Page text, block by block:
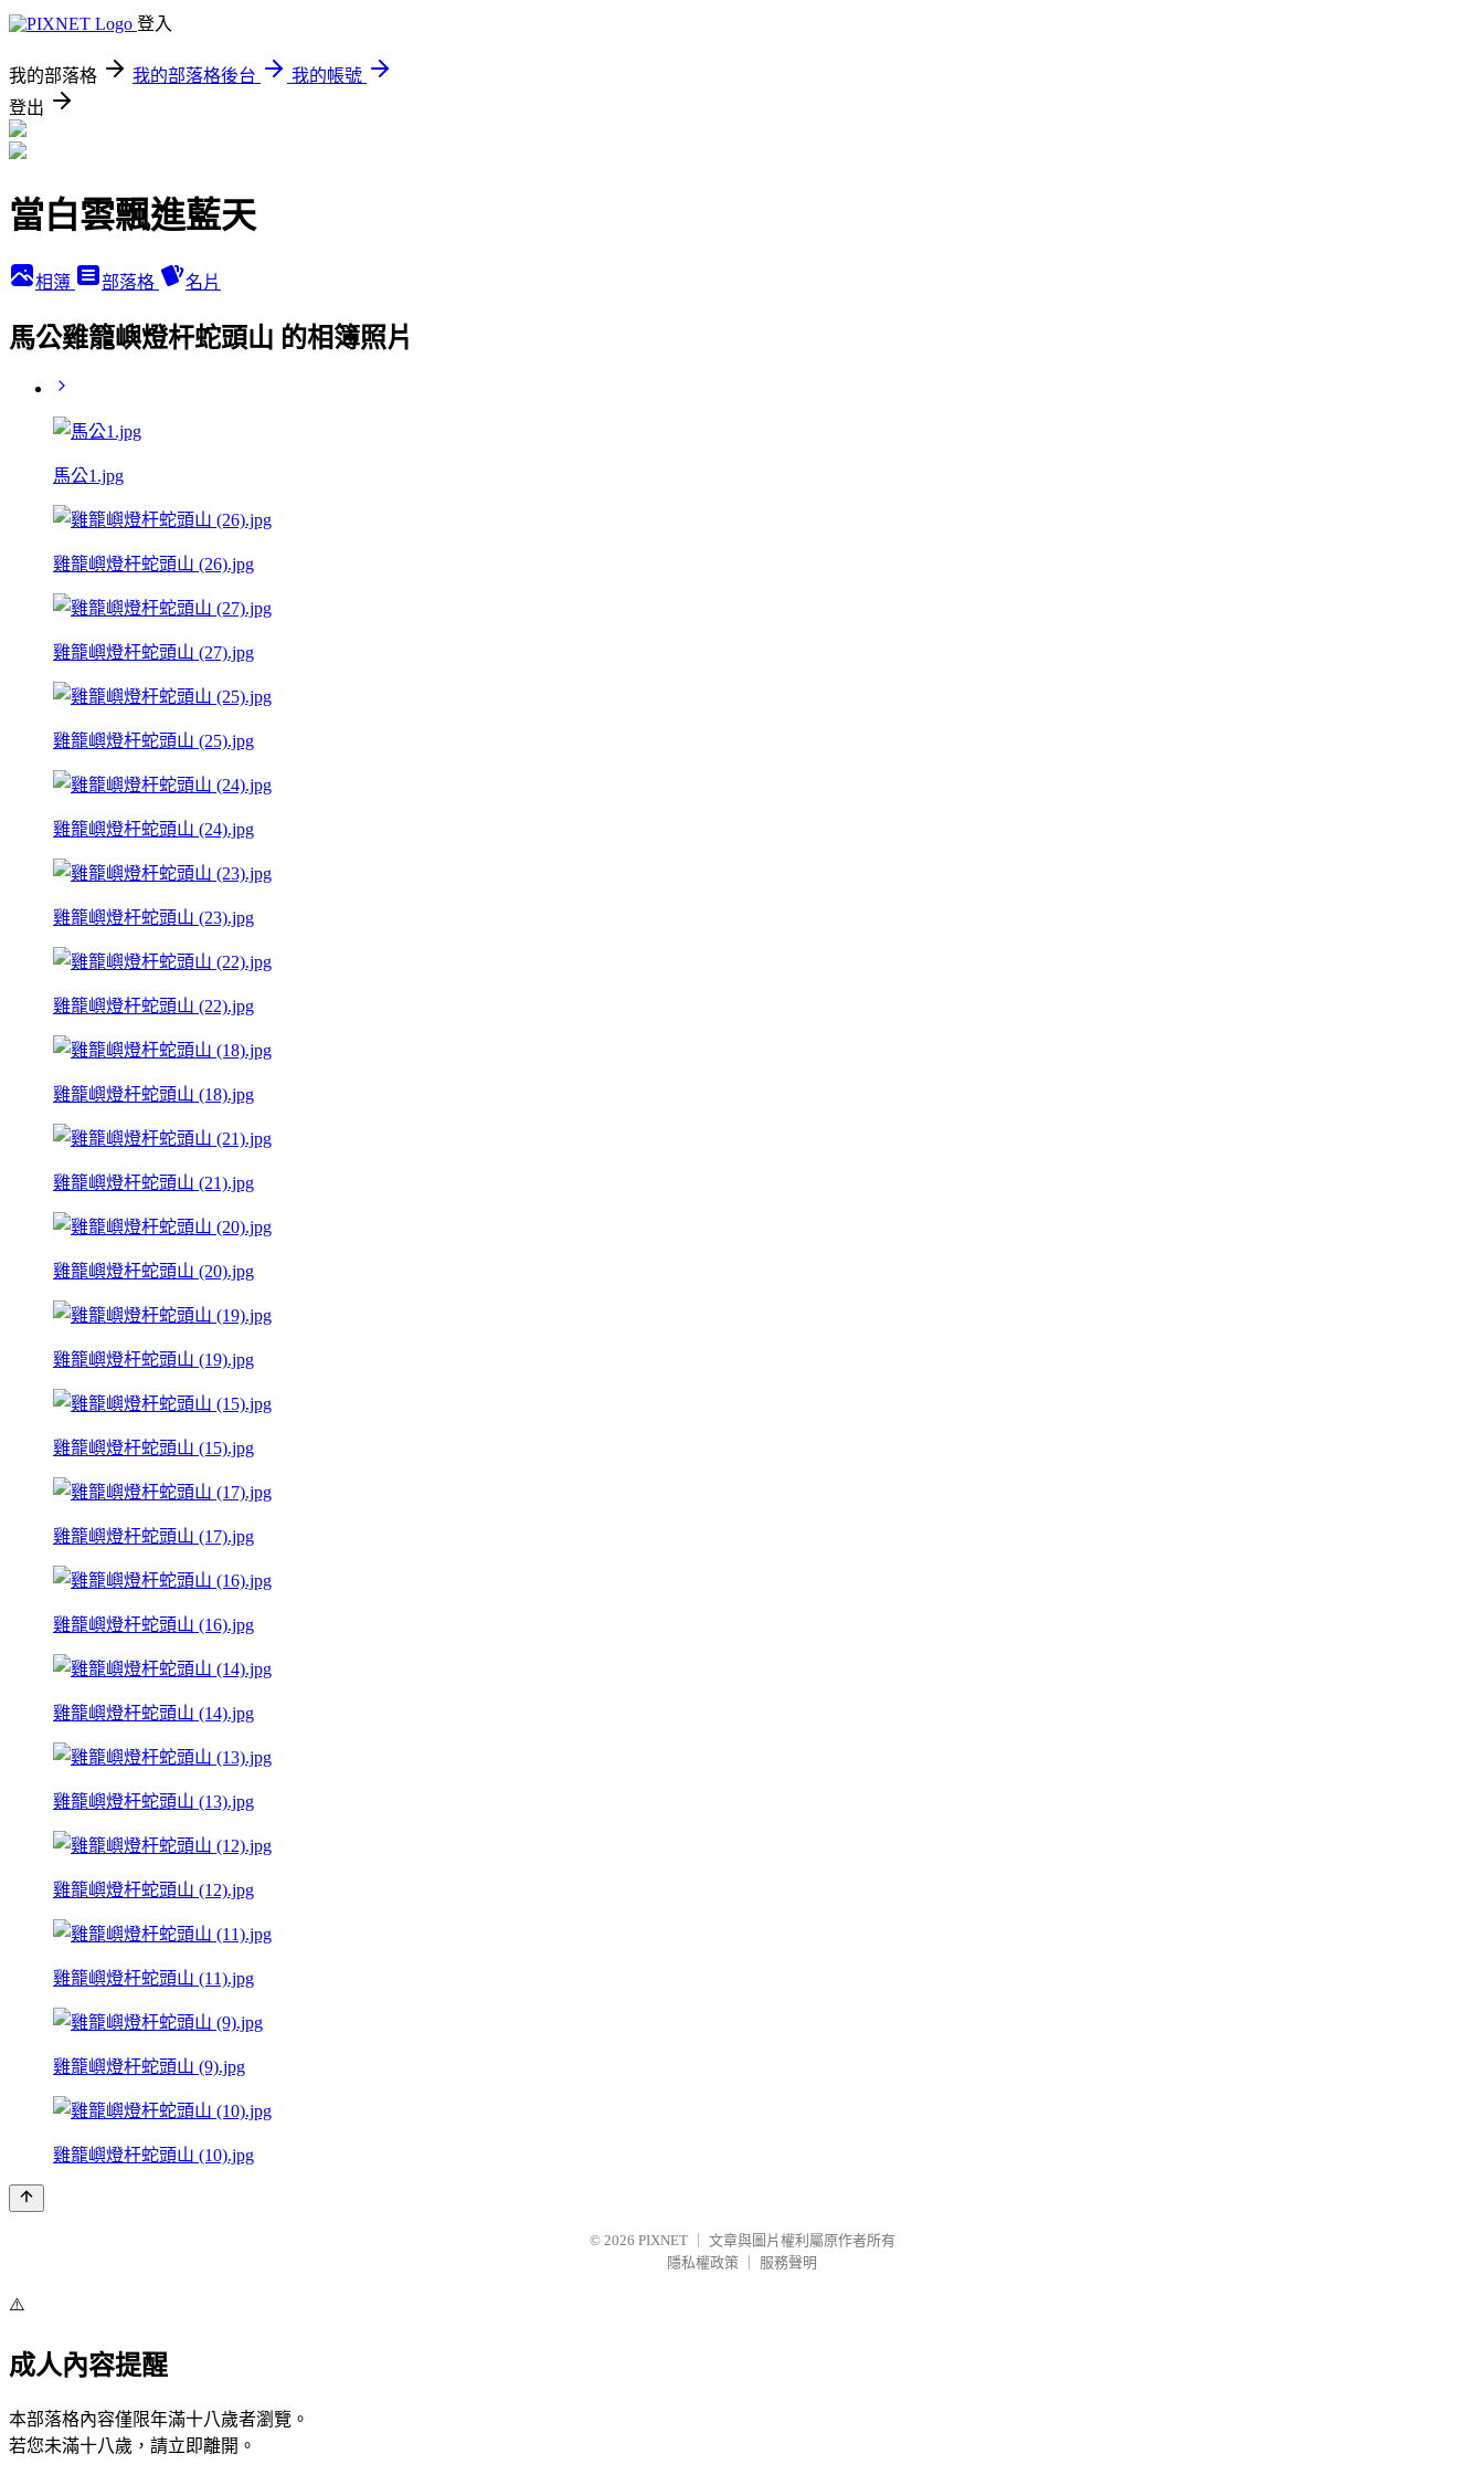
登入
我的部落格 我的部落格後台
我的帳號
登出
當白雲飄進藍天
相簿 部落格 名片
馬公雞籠嶼燈杆蛇頭山 的相簿照片
馬公1.jpg
雞籠嶼燈杆蛇頭山 (26).jpg
雞籠嶼燈杆蛇頭山 (27).jpg
雞籠嶼燈杆蛇頭山 (25).jpg
雞籠嶼燈杆蛇頭山 (24).jpg
雞籠嶼燈杆蛇頭山 (23).jpg
雞籠嶼燈杆蛇頭山 (22).jpg
雞籠嶼燈杆蛇頭山 (18).jpg
雞籠嶼燈杆蛇頭山 (21).jpg
雞籠嶼燈杆蛇頭山 (20).jpg
雞籠嶼燈杆蛇頭山 (19).jpg
雞籠嶼燈杆蛇頭山 (15).jpg
雞籠嶼燈杆蛇頭山 (17).jpg
雞籠嶼燈杆蛇頭山 (16).jpg
雞籠嶼燈杆蛇頭山 (14).jpg
雞籠嶼燈杆蛇頭山 (13).jpg
雞籠嶼燈杆蛇頭山 (12).jpg
雞籠嶼燈杆蛇頭山 (11).jpg
雞籠嶼燈杆蛇頭山 (9).jpg
雞籠嶼燈杆蛇頭山 (10).jpg
© 2026 PIXNET
文章與圖片權利屬原作者所有
隱私權政策
服務聲明
⚠️
成人內容提醒
本部落格內容僅限年滿十八歲者瀏覽。
若您未滿十八歲，請立即離開。